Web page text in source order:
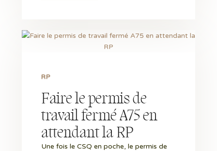
Faire le permis de
travail fermé A75 en
attendant la RP
RP
Une fois le CSQ en poche, le permis de